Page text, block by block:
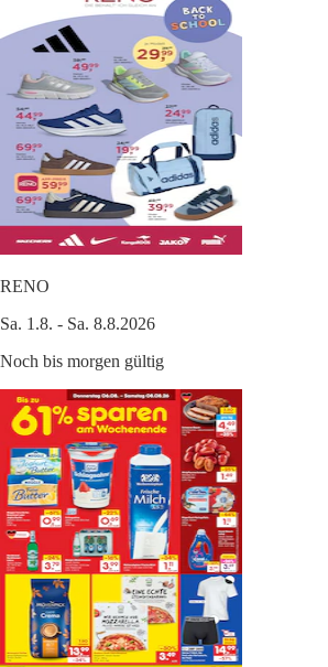
RENO
Sa. 1.8. - Sa. 8.8.2026
Noch bis morgen gültig